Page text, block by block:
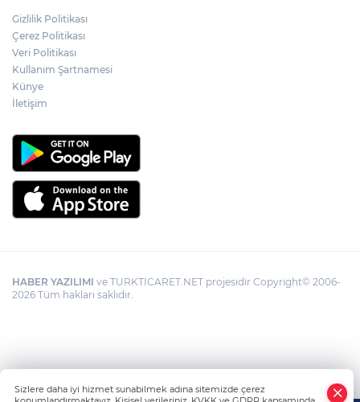
Gizlilik Politikası
Çerez Politikası
Veri Politikası
Kullanım Şartnamesi
Künye
İletişim
HABER YAZILIMI ve TURKTICARET.NET projesidir Copyright© 2006-
2026 Tüm hakları saklıdır.
Sizlere daha iyi hizmet sunabilmek adına sitemizde çerez